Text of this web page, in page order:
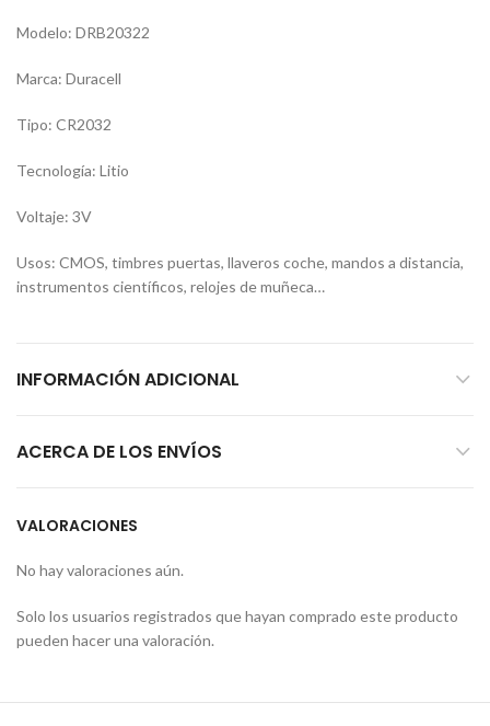
Modelo: DRB20322
Marca: Duracell
Tipo: CR2032
Tecnología: Litio
Voltaje: 3V
Usos: CMOS, timbres puertas, llaveros coche, mandos a distancia,
instrumentos científicos, relojes de muñeca…
INFORMACIÓN ADICIONAL
ACERCA DE LOS ENVÍOS
VALORACIONES
No hay valoraciones aún.
Solo los usuarios registrados que hayan comprado este producto
pueden hacer una valoración.